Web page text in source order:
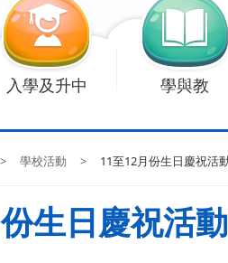
入學及升中 學與教
> 學校活動 > 11至12月份生日慶祝活
生日慶祝活動